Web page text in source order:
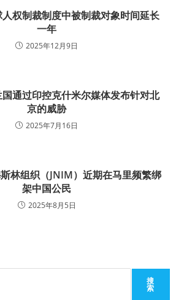
权制裁制度中被制裁对象时间延长
一年
2025年12月9日
通过印控克什米尔媒体发布针对北
京的威胁
2025年7月16日
林组织（JNIM）近期在马里频繁绑
架中国公民
2025年8月5日
搜
索